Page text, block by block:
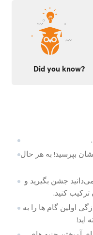
Did you know?
بپرسید! به هر حال
جشن بگیرید و
کنید.
اولین گام ها را به
اید!